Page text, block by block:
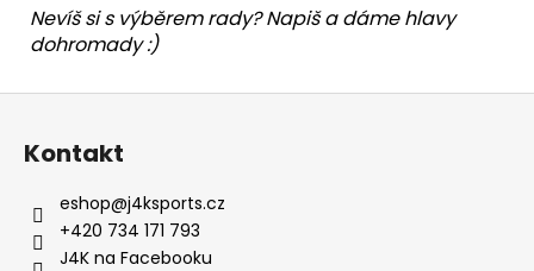
Nevíš si s výběrem rady? Napiš a dáme hlavy
dohromady :)
Z
Kontakt
eshop@j4ksports.cz
+420 734 171 793
J4K na Facebooku